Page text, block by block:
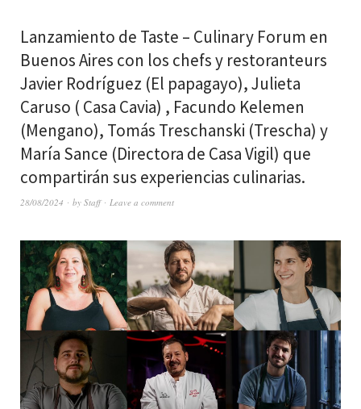
Lanzamiento de Taste – Culinary Forum en
Buenos Aires con los chefs y restoranteurs
Javier Rodríguez (El papagayo), Julieta
Caruso ( Casa Cavia) , Facundo Kelemen
(Mengano), Tomás Treschanski (Trescha) y
María Sance (Directora de Casa Vigil) que
compartirán sus experiencias culinarias.
28/08/2024 by Staff Leave a comment